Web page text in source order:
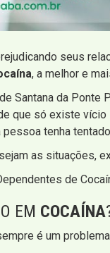
seus
, a melhor e
Santana da
que só existe
tenha
as situações,
de
EM COCAÍNA
é um